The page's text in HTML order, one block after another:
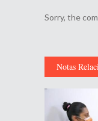
Sorry, the
Notas